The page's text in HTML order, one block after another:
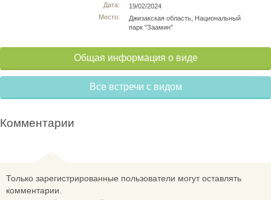
Дата:
Место:
19/02/2024
Джизакская область, Национальный
парк "Заамин"
Общая информация о виде
Все встречи с видом
Комментарии
Только зарегистрированные пользователи могут оставлять
комментарии.